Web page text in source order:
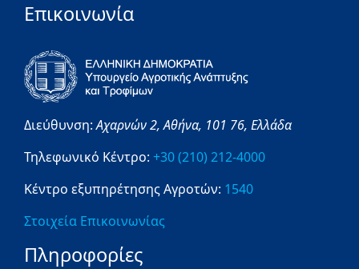
Επικοινωνία
Διεύθυνση:Αχαρνών 2,Αθήνα, 101 76, Ελλάδα
Τηλεφωνικό Κέντρο: +30 (210) 212-4000
Κέντρο εξυπηρέτησης Αγροτών: 1540
Στοιχεία Επικοινωνίας
Πληροφορίες